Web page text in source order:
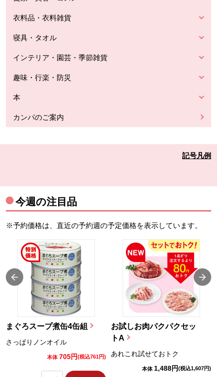
衣料品・衣料雑貨
寝具・タオル
インテリア・園芸・季節雑貨
趣味・行楽・防災
本
カンパのご案内
記号凡例
今週の注目品
※予約価格は、直近の予約週の予定価格を表示しています。
まぐろスープ煮缶4缶組
さっぱりノンオイル
本体 705円(税込761円)
お試しお肉パクパクセッ
トA
あれこれ試せておトク
本体 1,488円(税込1,607円)